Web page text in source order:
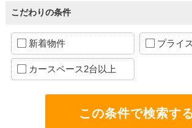
こだわりの条件
新着物件 プライ
カースペース2台以上